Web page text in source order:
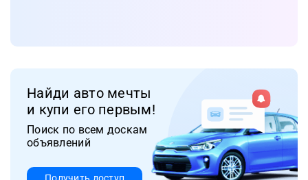
Найди авто мечты
и купи его первым!
Поиск по всем доскам
объявлений
Получить доступ